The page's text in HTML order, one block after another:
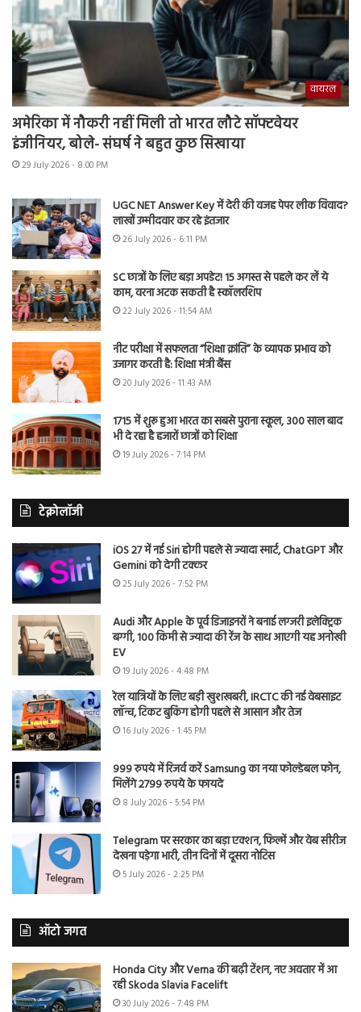
वायरल
अमेरिका में नौकरी नहीं मिली तो भारत लौटे सॉफ्टवेयर
इंजीनियर, बोले- संघर्ष ने बहुत कुछ सिखाया
29 July 2026 - 8:00 PM
UGC NET Answer Key में देरी की वजह पेपर लीक विवाद?
लाखों उम्मीदवार कर रहे इंतजार
26 July 2026 - 6:11 PM
SC छात्रों के लिए बड़ा अपडेट! 15 अगस्त से पहले कर लें ये
काम, वरना अटक सकती है स्कॉलरशिप
22 July 2026 - 11:54 AM
नीट परीक्षा में सफलता “शिक्षा क्रांति” के व्यापक प्रभाव को
उजागर करती है: शिक्षा मंत्री बैंस
20 July 2026 - 11:43 AM
1715 में शुरू हुआ भारत का सबसे पुराना स्कूल, 300 साल बाद
भी दे रहा है हजारों छात्रों को शिक्षा
19 July 2026 - 7:14 PM
टेक्नोलॉजी
iOS 27 में नई Siri होगी पहले से ज्यादा स्मार्ट, ChatGPT और
Gemini को देगी टक्कर
25 July 2026 - 7:52 PM
Audi और Apple के पूर्व डिजाइनरों ने बनाई लग्जरी इलेक्ट्रिक
बग्गी, 100 किमी से ज्यादा की रेंज के साथ आएगी यह अनोखी
EV
19 July 2026 - 4:48 PM
रेल यात्रियों के लिए बड़ी खुशखबरी, IRCTC की नई वेबसाइट
लॉन्च, टिकट बुकिंग होगी पहले से आसान और तेज
16 July 2026 - 1:45 PM
999 रुपये में रिजर्व करें Samsung का नया फोल्डेबल फोन,
मिलेंगे 2799 रुपये के फायदे
8 July 2026 - 5:54 PM
Telegram पर सरकार का बड़ा एक्शन, फिल्में और वेब सीरीज
देखना पड़ेगा भारी, तीन दिनों में दूसरा नोटिस
5 July 2026 - 2:25 PM
ऑटो जगत
Honda City और Verna की बढ़ी टेंशन, नए अवतार में आ
रही Skoda Slavia Facelift
30 July 2026 - 7:48 PM